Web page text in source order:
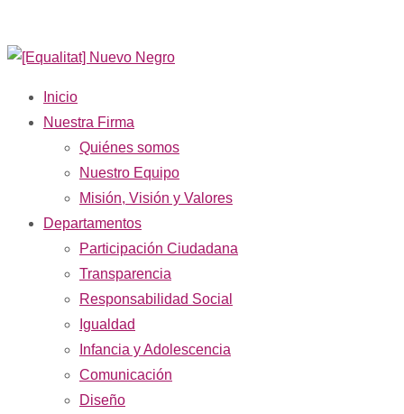
Inicio
Nuestra Firma
Quiénes somos
Nuestro Equipo
Misión, Visión y Valores
Departamentos
Participación Ciudadana
Transparencia
Responsabilidad Social
Igualdad
Infancia y Adolescencia
Comunicación
Diseño